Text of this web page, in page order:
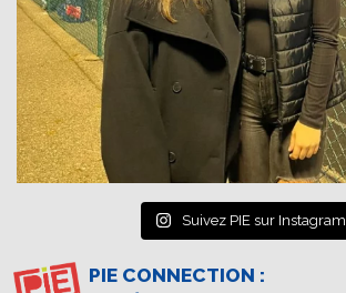
Suivez PIE sur Instagram
PIE CONNECTION :